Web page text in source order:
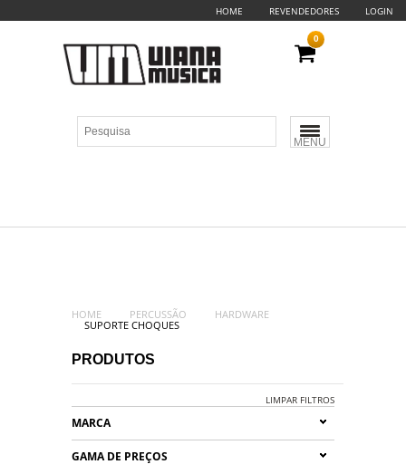
HOME REVENDEDORES LOGIN
MENU
0
HOME PERCUSSÃO
HARDWARE
SUPORTE CHOQUES
PRODUTOS
LIMPAR FILTROS
MARCA
GAMA DE PREÇOS